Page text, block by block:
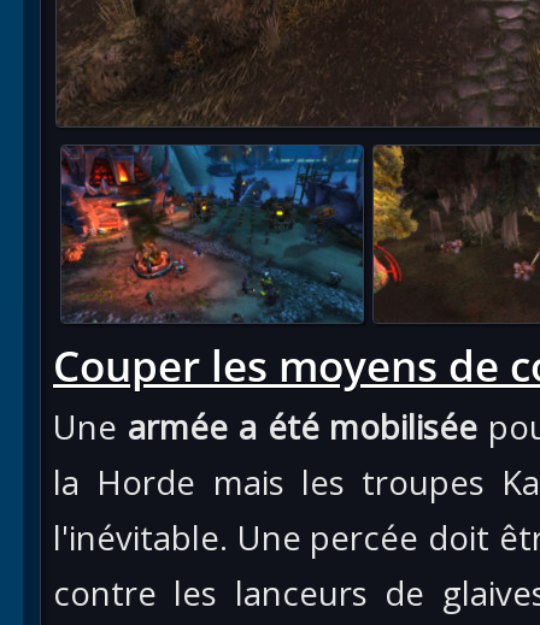
Couper les moyens de
Une armée a été mobilisée
la Horde mais les troupes
l'inévitable. Une percée doit
contre les lanceurs de